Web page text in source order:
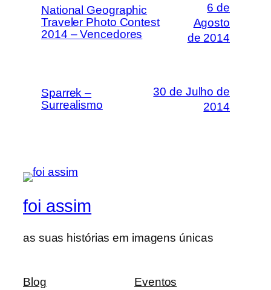
National Geographic
Traveler Photo Contest
2014 – Vencedores
6 de
Agosto
de 2014
Sparrek –
Surrealismo
30 de Julho de
2014
foi assim
as suas histórias em imagens únicas
Blog
Eventos